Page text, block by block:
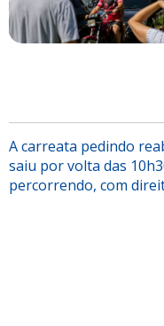
A carreata pedindo
saiu por volta das
percorrendo, com